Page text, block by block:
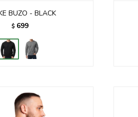
BUZO - BLACK
$ 699